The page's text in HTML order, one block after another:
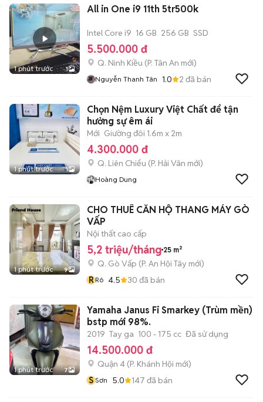
1 phút trước 1
All in One i9 11th 5tr500k
Intel Core i9 16 GB 256 GB SSD
5.500.000 đ
Q. Ninh Kiều (P. Tân An mới)
Nguyễn Thanh Tân 1.0 2 đã bán
1 phút trước 1
Chọn Nệm Luxury Việt Chất để tận
hưởng sự êm ái
Mới Giường đôi 1.6m x 2m
4.300.000 đ
Q. Liên Chiểu (P. Hải Vân mới)
Hoàng Dung
1 phút trước 9
CHO THUÊ CĂN HỘ THANG MÁY GÒ
VẤP
Nội thất cao cấp
5,2 triệu/tháng 25 m²
Q. Gò Vấp (P. An Hội Tây mới)
RRô 4.5 30 đã bán
1 phút trước 7
Yamaha Janus Fi Smarkey (Trùm mền)
bstp mới 98%.
2019 Tay ga 100 - 175 cc Đã sử dụng
14.500.000 đ
Quận 4 (P. Khánh Hội mới)
S Sơn 5.0 147 đã bán